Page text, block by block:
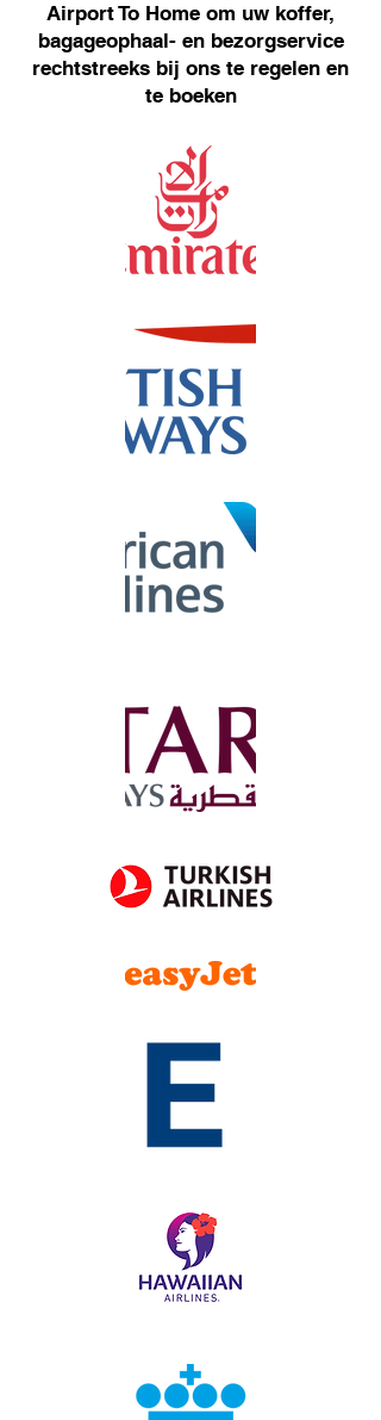
Airport To Home om uw koffer,
bagageophaal- en bezorgservice
rechtstreeks bij ons te regelen en
te boeken